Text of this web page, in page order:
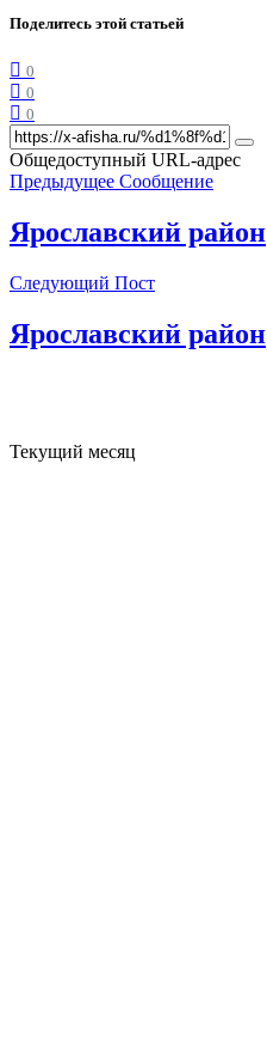
Поделитесь этой статьей
0
0
0
Общедоступный URL-адрес
Предыдущее Сообщение
Ярославский район
Следующий Пост
Ярославский район
Текущий месяц